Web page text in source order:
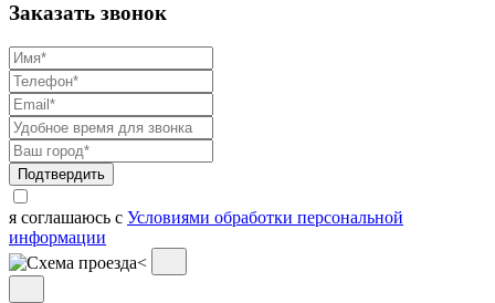
Заказать звонок
Подтвердить
я соглашаюсь с Условиями обработки персональной
информации